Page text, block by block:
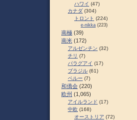
ハワイ (47)
カナダ (304)
トロント (224)
e-nikka (223)
南極 (39)
南米 (172)
アルゼンチン (32)
チリ (7)
パラグアイ (17)
ブラジル (61)
ペルー (7)
和僑会 (220)
欧州 (1,065)
アイルランド (17)
中欧 (168)
オーストリア (72)